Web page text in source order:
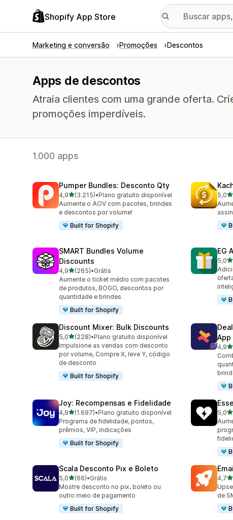
Shopify App Store
Marketing e conversão Promoções Descontos
Apps de descontos
Atraia clientes com uma grande oferta.
promoções imperdíveis.
1.000 apps
Pumper Bundles: Desconto Qty
4,9de 5 estrelas
(3.215)
3215 avaliações ao todo
•Plano gratuito disponível
Aumente o AOV com pacotes, brindes
e descontos por volume!
Built for Shopify
5,0
819
SMART Bundles Volume
Discounts
4,9de 5 estrelas
(265)
265 avaliações ao todo
•Grátis
Aumente o ticket médio com pacotes
de produtos, BOGO, descontos por
quantidade e brindes
Built for Shopify
EG
5,0
Discount Mixer: Bulk Discounts
5,0de 5 estrelas
(228)
228 avaliações ao todo
•Plano gratuito disponível
Impulsione as vendas com desconto
por volume, Compre X, leve Y, código
de desconto
Built for Shopify
App
4,9
584
Joy: Recompensas e Fidelidade
4,9de 5 estrelas
(1.697)
1697 avaliações ao todo
•Plano gratuito disponível
Programa de fidelidade, pontos,
prêmios, VIP, indicações
Built for Shopify
5,0
435
Scala Desconto Pix e Boleto
5,0de 5 estrelas
(66)
66 avaliações ao todo
•Grátis
Mostre desconto no pix, boleto ou
outro meio de pagamento
Built for Shopify
4,7
181
de